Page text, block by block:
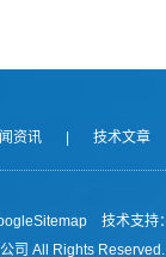
资讯 技术文章
技术支持：
司 All Rights Reserved.